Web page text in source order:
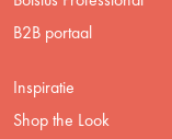
B2B portaal
Inspiratie
Shop the Look